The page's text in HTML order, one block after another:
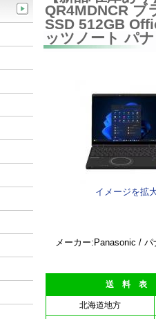
QR4MDNCR
SSD 512GB
ッツノート パ
イメージを拡
メーカー:Panasonic / パ
送 料 表
北海道地方